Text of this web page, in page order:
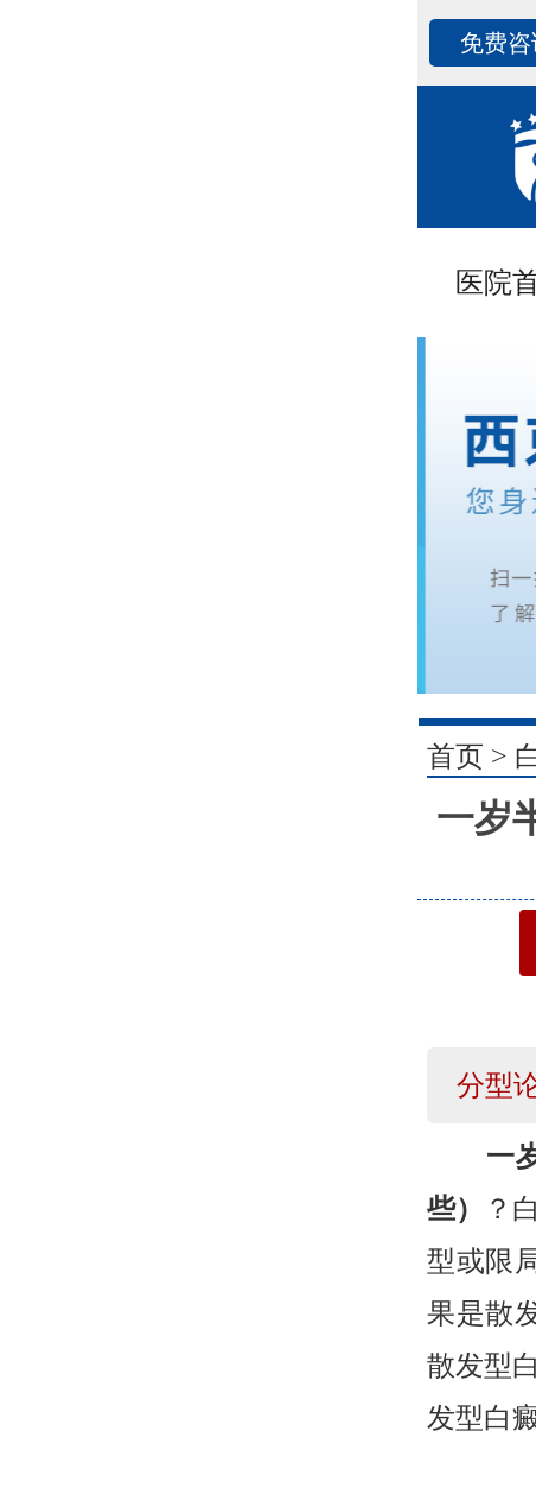
免费咨
医院
1
首页 >
一岁
分型
一
些）
？
型或限
果是散
散发型
发型白